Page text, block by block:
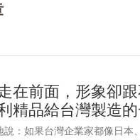
在前面，形象卻
精品給台灣製造
說：如果台灣企業家都像日本